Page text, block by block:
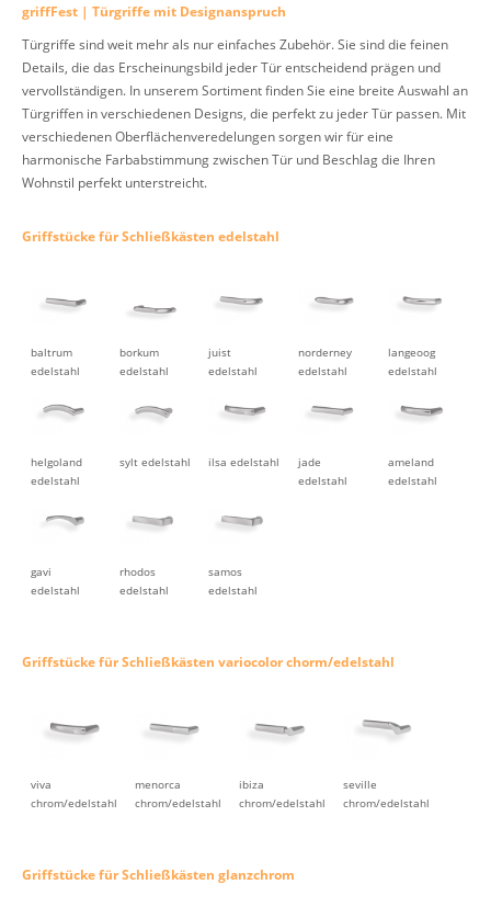
griffFest | Türgriffe mit Designanspruch
Türgriffe sind weit mehr als nur einfaches Zubehör. Sie sind die feinen
Details, die das Erscheinungsbild jeder Tür entscheidend prägen und
vervollständigen. In unserem Sortiment finden Sie eine breite Auswahl an
Türgriffen in verschiedenen Designs, die perfekt zu jeder Tür passen. Mit
verschiedenen Oberflächenveredelungen sorgen wir für eine
harmonische Farbabstimmung zwischen Tür und Beschlag die Ihren
Wohnstil perfekt unterstreicht.
Griffstücke für Schließkästen edelstahl
baltrum
edelstahl
borkum
edelstahl
juist
edelstahl
norderney
edelstahl
langeoog
edelstahl
helgoland
edelstahl
sylt edelstahl ilsa edelstahl
jade
edelstahl
ameland
edelstahl
gavi
edelstahl
rhodos
edelstahl
samos
edelstahl
Griffstücke für Schließkästen variocolor chorm/edelstahl
viva
chrom/edelstahl
menorca
chrom/edelstahl
ibiza
chrom/edelstahl
seville
chrom/edelstahl
Griffstücke für Schließkästen glanzchrom